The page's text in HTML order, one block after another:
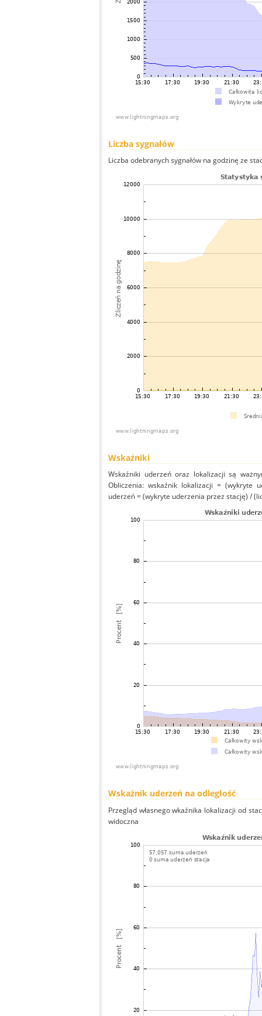
Liczba sygnałów
Liczba odebranych sygnałów na godzinę ze
Wskaźniki
Wskaźniki uderzeń oraz lokalizacji są
Obliczenia: wskaźnik lokalizacji = (wykryte
uderzeń = (wykryte uderzenia przez stację) /
Wskaźnik uderzeń na odległość
Przegląd własnego wkaźnika lokalizacji od
widoczna